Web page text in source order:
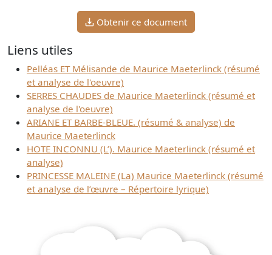
Obtenir ce document
Liens utiles
Pelléas ET Mélisande de Maurice Maeterlinck (résumé
et analyse de l'oeuvre)
SERRES CHAUDES de Maurice Maeterlinck (résumé et
analyse de l'oeuvre)
ARIANE ET BARBE-BLEUE. (résumé & analyse) de
Maurice Maeterlinck
HOTE INCONNU (L’). Maurice Maeterlinck (résumé et
analyse)
PRINCESSE MALEINE (La) Maurice Maeterlinck (résumé
et analyse de l’œuvre – Répertoire lyrique)